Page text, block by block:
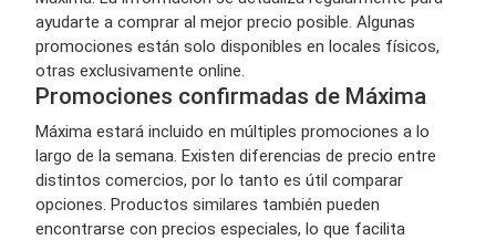
ayudarte a comprar al mejor precio posible. Algunas
promociones están solo disponibles en locales físicos,
otras exclusivamente online.
Promociones confirmadas de Máxima
Máxima estará incluido en múltiples promociones a lo
largo de la semana. Existen diferencias de precio entre
distintos comercios, por lo tanto es útil comparar
opciones. Productos similares también pueden
encontrarse con precios especiales, lo que facilita